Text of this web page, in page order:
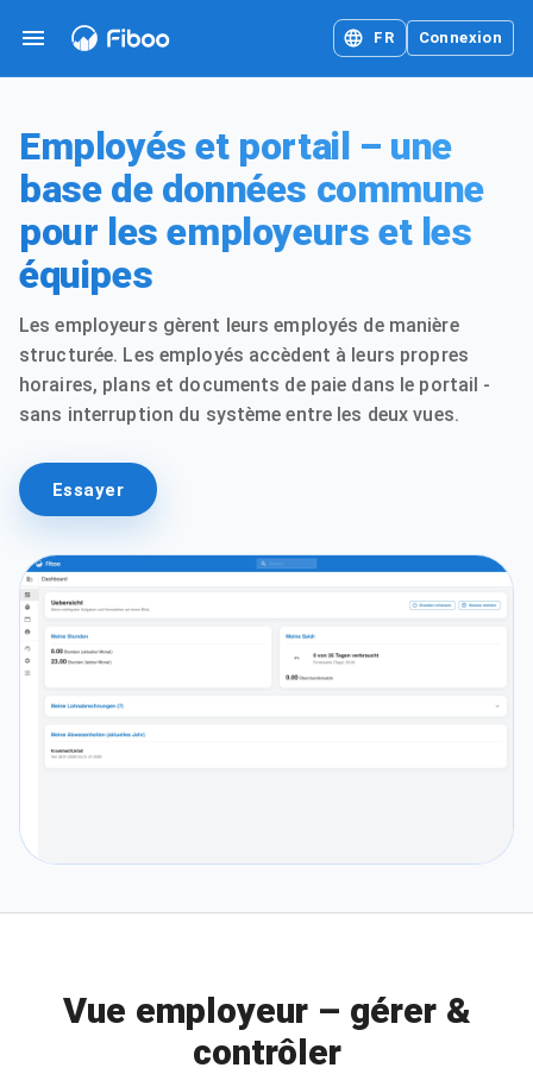
FR Connexion
Employés et portail – une
base de données commune
pour les employeurs et les
équipes
Les employeurs gèrent leurs employés de manière
structurée. Les employés accèdent à leurs propres
horaires, plans et documents de paie dans le portail -
sans interruption du système entre les deux vues.
Essayer
Vue employeur – gérer &
contrôler